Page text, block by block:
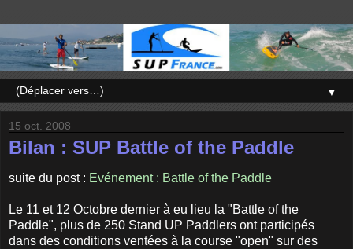
▼
15 oct. 2008
Bilan : SUP Battle of the Paddle
suite du post : Evénement : Battle of the Paddle
Le 11 et 12 Octobre dernier à eu lieu la "Battle of the
Paddle", plus de 250 Stand UP Paddlers ont participés
dans des conditions ventées à la course "open" sur des